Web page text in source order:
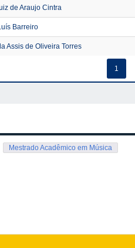
de Araujo Cintra
Barreiro
Assis de Oliveira Torres
1
Mestrado Acadêmico em Música